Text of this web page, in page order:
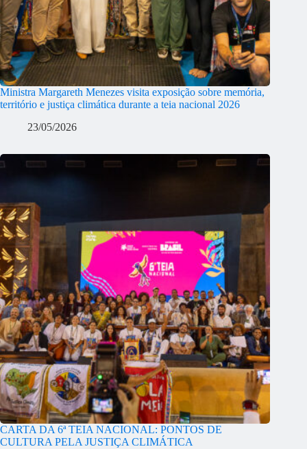
Ministra Margareth Menezes visita exposição sobre memória,
território e justiça climática durante a teia nacional 2026
23/05/2026
CARTA DA 6ª TEIA NACIONAL: PONTOS DE
CULTURA PELA JUSTIÇA CLIMÁTICA